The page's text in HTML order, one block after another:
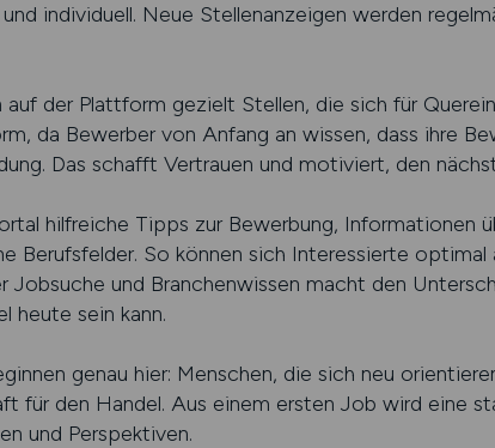
individuell. Neue Stellenanzeigen werden
der Plattform gezielt Stellen, die sich für
da Bewerber von Anfang an wissen, dass ihre
Das schafft Vertrauen und motiviert, den
hilfreiche Tipps zur Bewerbung, Informationen
Berufsfelder. So können sich Interessierte
Jobsuche und Branchenwissen macht den
heute sein kann.
genau hier: Menschen, die sich neu
für den Handel. Aus einem ersten Job wird eine
und Perspektiven.